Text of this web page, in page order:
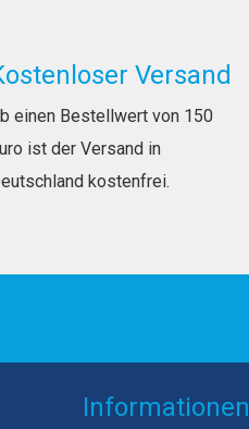
Versand
einen Bestellwert von 150
ist der Versand in
kostenfrei.
Informationen